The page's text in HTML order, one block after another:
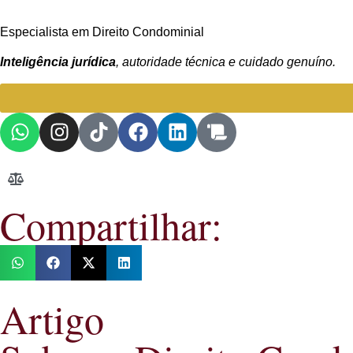
Especialista em Direito Condominial
Inteligência jurídica, autoridade técnica e cuidado genuíno.
Compartilhar:
Artigo